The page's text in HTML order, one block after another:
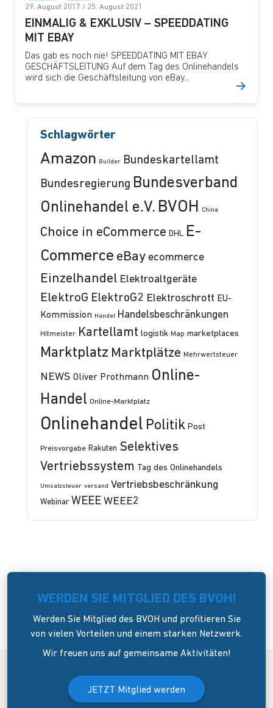
29. August 2017 / 25. August 2021
EINMALIG & EXKLUSIV – SPEEDDATING
MIT EBAY
Das gab es noch nie! SPEEDDATING MIT EBAY
GESCHÄFTSLEITUNG Auf dem Tag des Onlinehandels
wird sich die Geschäftsleitung von eBay...
Schlagwörter
Amazon Builder Bundeskartellamt
Bundesregierung Bundesverband
Onlinehandel e.V. BVOH China
Choice in eCommerce DHL E-
Commerce eBay ecommerce
Einzelhandel Elektroaltgeräte
ElektroG ElektroG2 Elektroschrott EU-
Kommission Handel Handelsbeschränkungen
Hitmeister Kartellamt logistik Map marketplaces
Marktplatz Marktplätze Mehrwertsteuer
NEWS Oliver Prothmann Online-
Handel Online-Marktplatz
Onlinehandel Politik Post
Preisvorgabe Rakuten Selektives
Vertriebssystem Tag des Onlinehandels
Umsatzsteuer versand Vertriebsbeschränkung
Webinar WEEE WEEE2
WERDEN SIE MITGLIED DES BVOH!
Werden Sie Mitglied des BVOH und profitieren Sie
von vielen Vorteilen und einem starken Netzwerk.
Wir freuen uns auf gemeinsame Aktivitäten!
JETZT Mitglied werden